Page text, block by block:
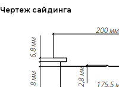
Чертеж сайдинга